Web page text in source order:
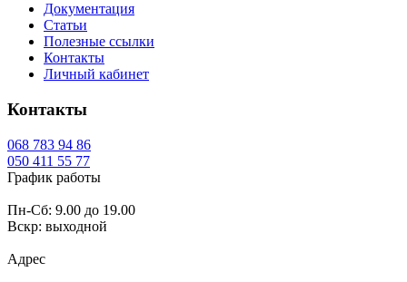
Документация
Статьи
Полезные ссылки
Контакты
Личный кабинет
Контакты
068 783 94 86
050 411 55 77
График работы
Пн-Сб: 9.00 до 19.00
Вскр: выходной
Адрес